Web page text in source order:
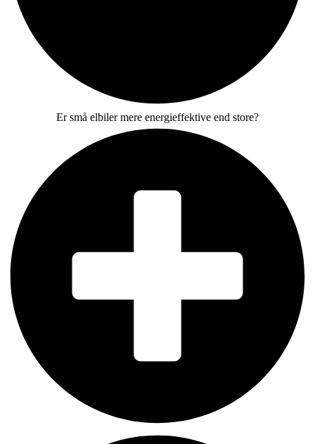
Er små elbiler mere energieffektive end store?